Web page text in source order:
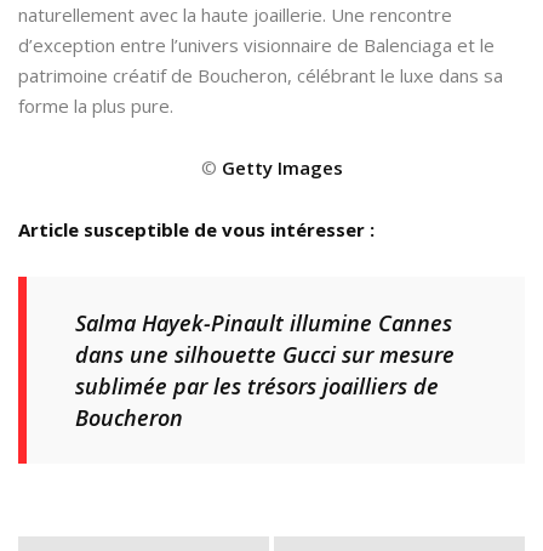
naturellement avec la haute joaillerie. Une rencontre
d’exception entre l’univers visionnaire de Balenciaga et le
patrimoine créatif de Boucheron, célébrant le luxe dans sa
forme la plus pure.
© Getty Images
Article susceptible de vous intéresser :
Salma Hayek-Pinault illumine Cannes
dans une silhouette Gucci sur mesure
sublimée par les trésors joailliers de
Boucheron